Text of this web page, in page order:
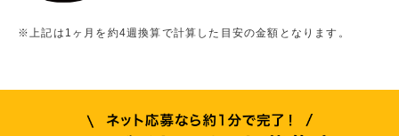
※上記は1ヶ月を約4週換算で計算した目安の金額となります。